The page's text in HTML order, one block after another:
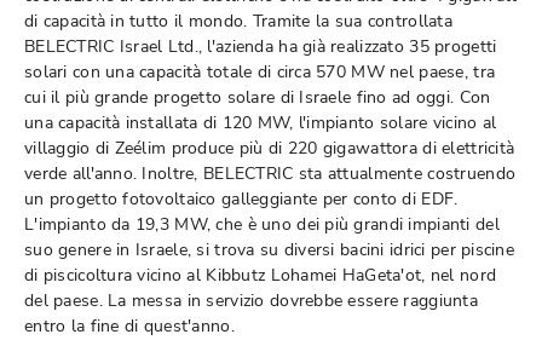
di capacità in tutto il mondo. Tramite la sua controllata
BELECTRIC Israel Ltd., l'azienda ha già realizzato 35 progetti
solari con una capacità totale di circa 570 MW nel paese, tra
cui il più grande progetto solare di Israele fino ad oggi. Con
una capacità installata di 120 MW, l'impianto solare vicino al
villaggio di Zeélim produce più di 220 gigawattora di elettricità
verde all'anno. Inoltre, BELECTRIC sta attualmente costruendo
un progetto fotovoltaico galleggiante per conto di EDF.
L'impianto da 19,3 MW, che è uno dei più grandi impianti del
suo genere in Israele, si trova su diversi bacini idrici per piscine
di piscicoltura vicino al Kibbutz Lohamei HaGeta'ot, nel nord
del paese. La messa in servizio dovrebbe essere raggiunta
entro la fine di quest'anno.